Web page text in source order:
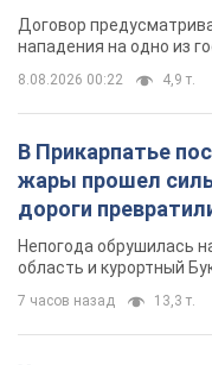
Договор
нападения на одно из
8.08.2026 00:22 4,9 т.
В Прикарпатье
жары прошел
дороги
Непогода обрушилась
область и курортный
7 часов назад 13,3 т.